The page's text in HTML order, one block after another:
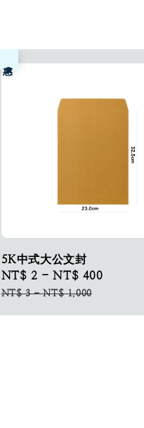
5K中式大公文封
Sale
price
NT$ 2 -NT$ 400
NT$ 3-NT$ 1,000